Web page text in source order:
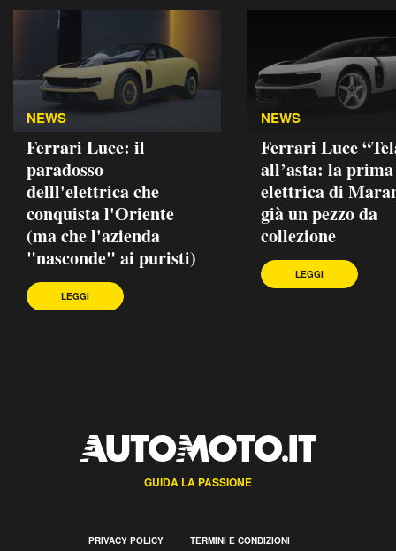
NEWS
Ferrari Luce: il
paradosso
delll'elettrica che
conquista l'Oriente
(ma che l'azienda
"nasconde" ai puristi)
LEGGI
NEWS
Ferrari Luce
all’asta: la prima
elettrica di
già un pezzo da
collezione
LEGGI
GUIDA LA PASSIONE
PRIVACY POLICY TERMINI E CONDIZIONI